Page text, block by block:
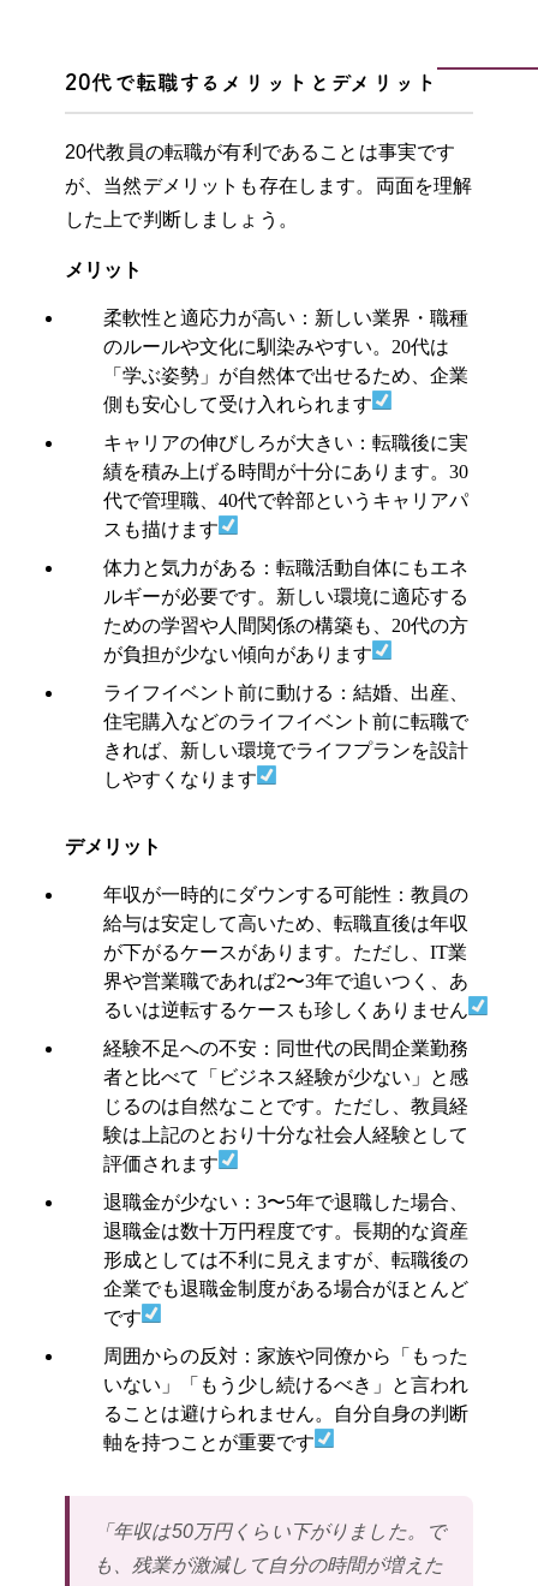
20代で転職するメリットとデメリット
20代教員の転職が有利であることは事実です
が、当然デメリットも存在します。両面を理解
した上で判断しましょう。
メリット
柔軟性と適応力が高い：新しい業界・職種
のルールや文化に馴染みやすい。20代は
「学ぶ姿勢」が自然体で出せるため、企業
側も安心して受け入れられます
キャリアの伸びしろが大きい：転職後に実
績を積み上げる時間が十分にあります。30
代で管理職、40代で幹部というキャリアパ
スも描けます
体力と気力がある：転職活動自体にもエネ
ルギーが必要です。新しい環境に適応する
ための学習や人間関係の構築も、20代の方
が負担が少ない傾向があります
ライフイベント前に動ける：結婚、出産、
住宅購入などのライフイベント前に転職で
きれば、新しい環境でライフプランを設計
しやすくなります
デメリット
年収が一時的にダウンする可能性：教員の
給与は安定して高いため、転職直後は年収
が下がるケースがあります。ただし、IT業
界や営業職であれば2〜3年で追いつく、あ
るいは逆転するケースも珍しくありません
経験不足への不安：同世代の民間企業勤務
者と比べて「ビジネス経験が少ない」と感
じるのは自然なことです。ただし、教員経
験は上記のとおり十分な社会人経験として
評価されます
退職金が少ない：3〜5年で退職した場合、
退職金は数十万円程度です。長期的な資産
形成としては不利に見えますが、転職後の
企業でも退職金制度がある場合がほとんど
です
周囲からの反対：家族や同僚から「もった
いない」「もう少し続けるべき」と言われ
ることは避けられません。自分自身の判断
軸を持つことが重要です
「年収は50万円くらい下がりました。で
も、残業が激減して自分の時間が増えた